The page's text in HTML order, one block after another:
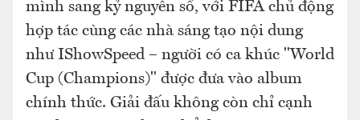
mình sang kỷ nguyên số, với FIFA chủ động
hợp tác cùng các nhà sáng tạo nội dung
như IShowSpeed – người có ca khúc "World
Cup (Champions)" được đưa vào album
chính thức. Giải đấu không còn chỉ cạnh